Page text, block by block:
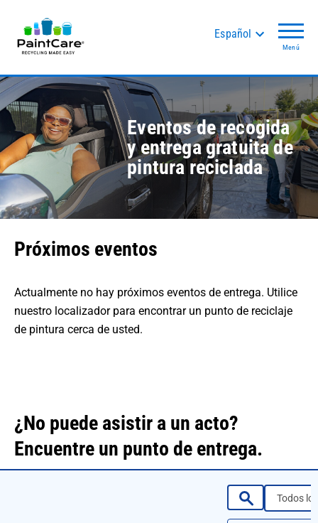
Español
Menú
Eventos de recogida
y entrega gratuita de
pintura reciclada
Próximos eventos
Actualmente no hay próximos eventos de entrega. Utilice
nuestro localizador para encontrar un punto de reciclaje
de pintura cerca de usted.
¿No puede asistir a un acto?
Encuentre un punto de entrega.